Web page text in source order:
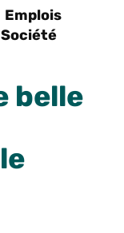
Emplois
Société
belle